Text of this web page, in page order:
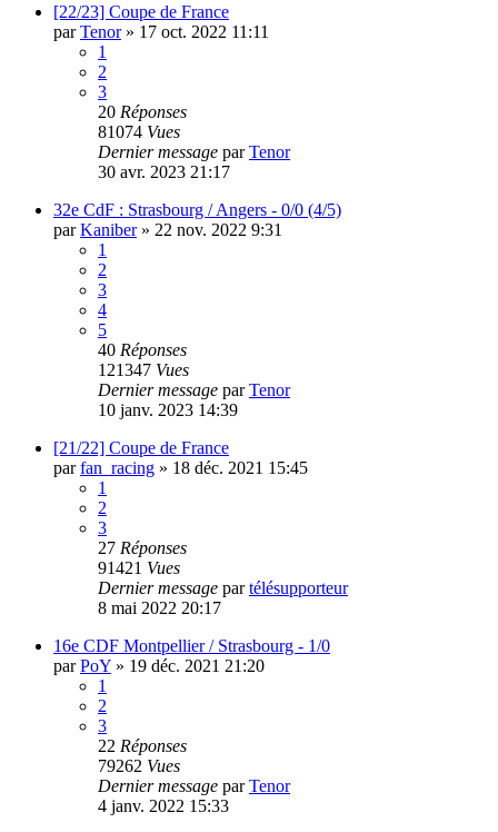
[22/23] Coupe de France
parTenor» 17 oct. 2022 11:11
1
2
3
20 Réponses
81074 Vues
Dernier message parTenor
30 avr. 2023 21:17
32e CdF : Strasbourg / Angers - 0/0 (4/5)
parKaniber» 22 nov. 2022 9:31
1
2
3
4
5
40 Réponses
121347 Vues
Dernier message parTenor
10 janv. 2023 14:39
[21/22] Coupe de France
parfan_racing » 18 déc. 2021 15:45
1
2
3
27 Réponses
91421 Vues
Dernier message partélésupporteur
8 mai 2022 20:17
16e CDF Montpellier / Strasbourg - 1/0
parPoY » 19 déc. 2021 21:20
1
2
3
22 Réponses
79262 Vues
Dernier message parTenor
4 janv. 2022 15:33